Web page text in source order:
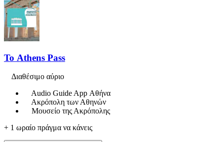
Το Athens Pass
Διαθέσιμο αύριο
Audio Guide App Αθήνα
Ακρόπολη των Αθηνών
Μουσείο της Ακρόπολης
+ 1 ωραίο πράγμα να κάνεις